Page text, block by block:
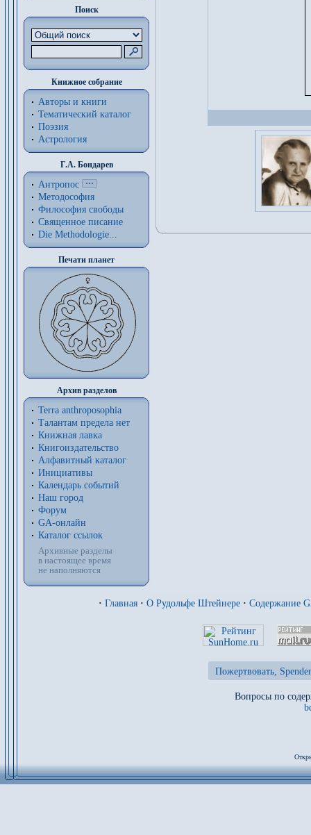
Поиск
Книжное собрание
Авторы и книги
Тематический каталог
Поэзия
Астрология
Г.А. Бондарев
Антропос
Методософия
Философия cвободы
Священное писание
Die Methodologie...
Печати планет
Архив разделов
Terra anthroposophia
Талантам предела нет
Книжная лавка
Книгоиздательство
Алфавитный каталог
Инициативы
Календарь событий
Наш город
Форум
GA-онлайн
Каталог ссылок
Архивные разделы
в настоящее время
не наполняются
· Главная · О Рудольфе Штейнере · Содержание
Пожертвовать,
Вопросы по